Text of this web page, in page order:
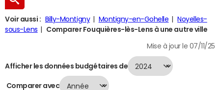
Voir aussi : Billy-Montigny Montigny-en-Gohelle
Noyelles-
sous-Lens
Comparer Fouquières-lès-Lens à une autre ville
Mise à jour le 07/11/25
Afficher les données budgétaires de
Comparer avec